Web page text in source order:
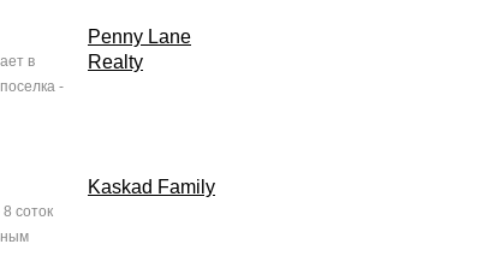
в
-
Penny Lane
Realty
соток
Kaskad Family